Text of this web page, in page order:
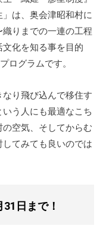
は、奥会津昭和村に
りまでの一連の工程
化を知る事を目的
ログラムです。
り飛び込んで移住す
う人にも最適なこち
空気、そしてからむ
てみても良いのでは
日まで！